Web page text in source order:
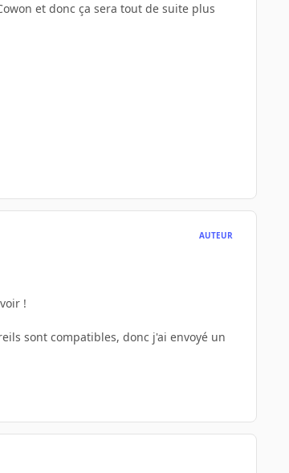
et donc ça sera tout de suite plus
AUTEUR
!
sont compatibles, donc j'ai envoyé un